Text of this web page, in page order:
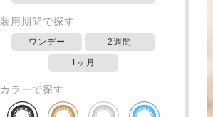
装用期間で探す
ワンデー 2週間
1ヶ月
カラーで探す